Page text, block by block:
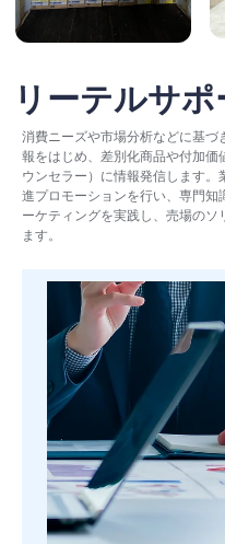
リーテルサポ
消費ニーズや市場分析などに基づ
報をはじめ、差別化商品や付加価
ウンセラー）に情報発信します。
進プロモーションを行い、専門知
ーケティングを実践し、売場のソ
ます。